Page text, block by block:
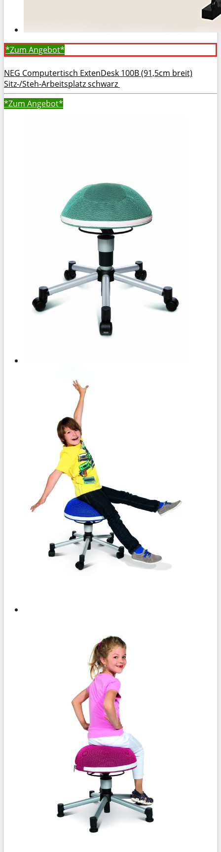
*Zum Angebot*
NEG Computertisch ExtenDesk 100B (91,5cm breit)
Sitz-/Steh-Arbeitsplatz schwarz
*Zum Angebot*